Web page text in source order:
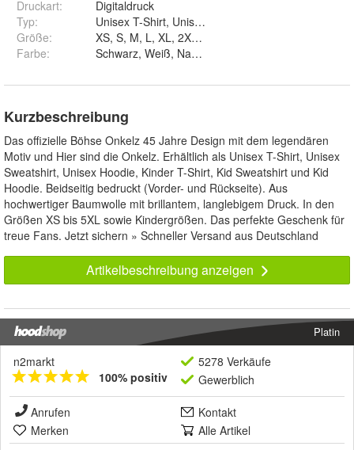
Druckart:
Digitaldruck
Typ:
Größe:
Farbe: Schwarz, Weiß, Navy, Rot, Burgundy, Bottle
Kurzbeschreibung
Das offizielle Böhse Onkelz 45 Jahre Design mit dem legendären
Motiv und Hier sind die Onkelz. Erhältlich als Unisex T-Shirt, Unisex
Sweatshirt, Unisex Hoodie, Kinder T-Shirt, Kid Sweatshirt und Kid
Hoodie. Beidseitig bedruckt (Vorder- und Rückseite). Aus
hochwertiger Baumwolle mit brillantem, langlebigem Druck. In den
Größen XS bis 5XL sowie Kindergrößen. Das perfekte Geschenk für
treue Fans. Jetzt sichern » Schneller Versand aus Deutschland
Artikelbeschreibung anzeigen
Platin
n2markt
100% positiv
5278 Verkäufe
Gewerblich
Anrufen
Kontakt
Merken
Alle Artikel